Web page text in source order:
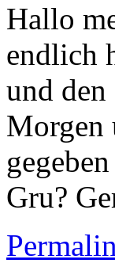
Hallo
endlich
und den
Morgen
Gru?